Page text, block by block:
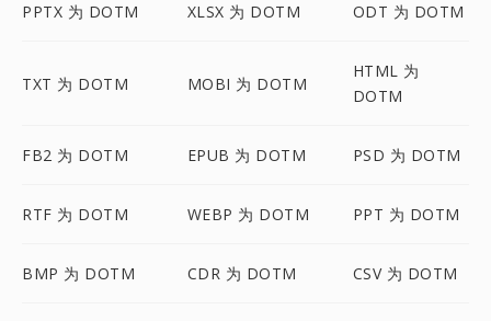
PPTX 为 DOTM XLSX 为 DOTM ODT 为 DOTM
TXT 为 DOTM MOBI 为 DOTM
HTML 为
DOTM
FB2 为 DOTM EPUB 为 DOTM PSD 为 DOTM
RTF 为 DOTM WEBP 为 DOTM PPT 为 DOTM
BMP 为 DOTM CDR 为 DOTM CSV 为 DOTM